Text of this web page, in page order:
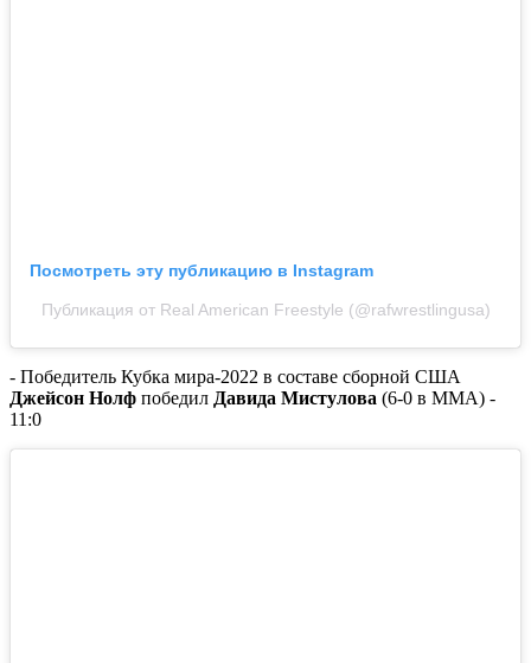
Посмотреть эту публикацию в Instagram
Публикация от Real American Freestyle (@rafwrestlingusa)
- Победитель Кубка мира-2022 в составе сборной США
Джейсон Нолф победил Давида Мистулова (6-0 в ММА) -
11:0